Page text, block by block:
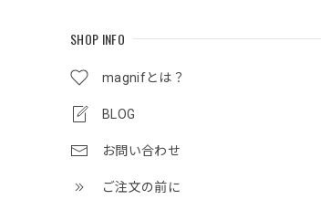
SHOP INFO
magnifとは？
BLOG
お問い合わせ
ご注文の前に